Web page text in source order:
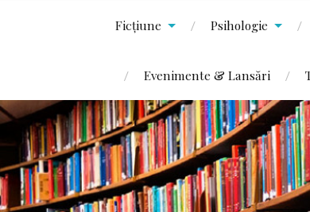
Ficțiune Psihologie
Evenimente & Lansări